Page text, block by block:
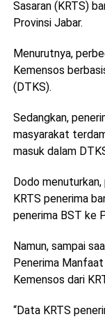
Sasaran (KRTS)
Provinsi Jabar.
Menurutnya,
Kemensos
(DTKS).
Sedangkan,
masyarakat
masuk dalam
Dodo menuturkan,
KRTS penerima
penerima BST ke
Namun, sampai
Penerima
Kemensos dari
“Data KRTS